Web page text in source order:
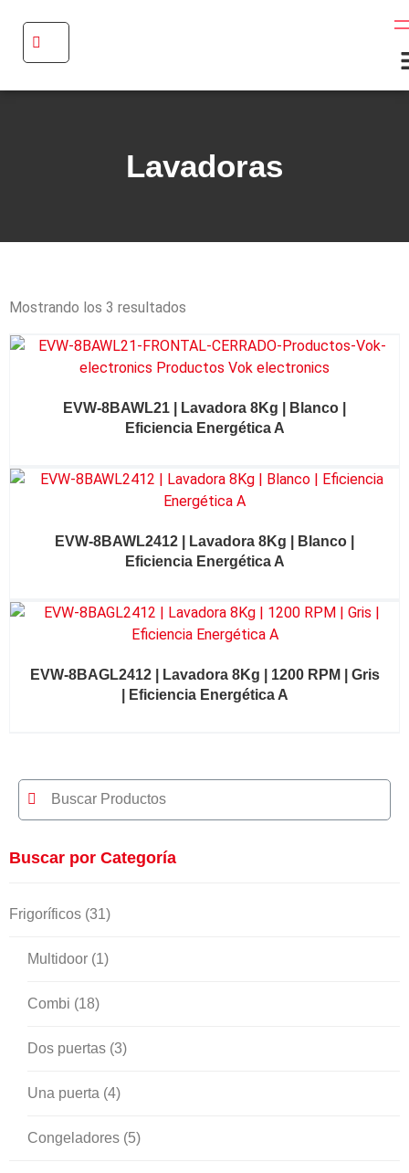
Lavadoras
Buscar por Categoría
Frigoríficos (31)
Multidoor (1)
Combi (18)
Dos puertas (3)
Una puerta (4)
Congeladores (5)
Mostrando los 3 resultados
EVW-8BAWL21 | Lavadora 8Kg | Blanco |
Eficiencia Energética A
EVW-8BAWL2412 | Lavadora 8Kg | Blanco |
Eficiencia Energética A
EVW-8BAGL2412 | Lavadora 8Kg | 1200 RPM | Gris
| Eficiencia Energética A